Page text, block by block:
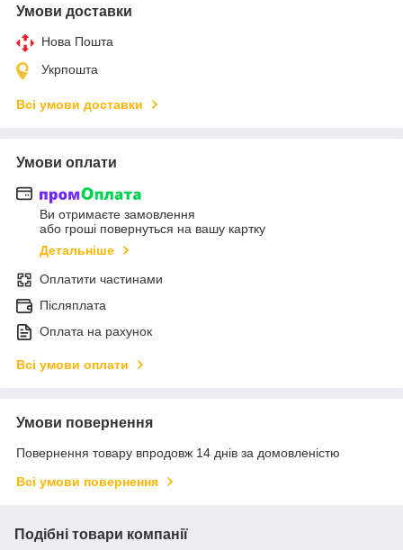
Умови доставки
Нова Пошта
Укрпошта
Всі умови доставки
Умови оплати
Ви отримаєте замовлення
або гроші повернуться на вашу картку
Детальніше
Оплатити частинами
Післяплата
Оплата на рахунок
Всі умови оплати
Умови повернення
Повернення товару впродовж 14 днів за домовленістю
Всі умови повернення
Подібні товари компанії